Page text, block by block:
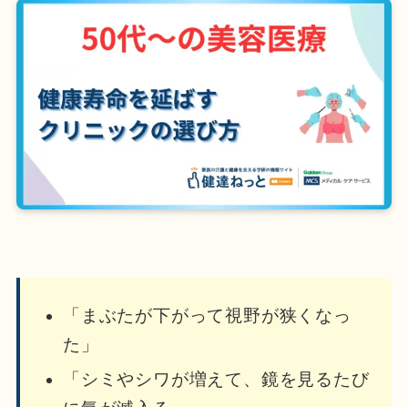
「まぶたが下がって視野が狭くなっ
た」
「シミやシワが増えて、鏡を見るたび